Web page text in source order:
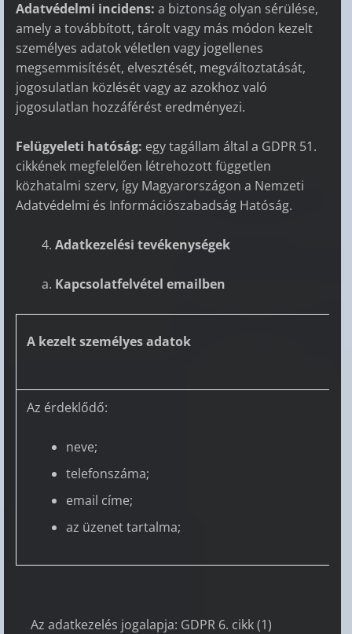
Adatvédelmi incidens: a biztonság olyan sérülése,
amely a továbbított, tárolt vagy más módon kezelt
személyes adatok véletlen vagy jogellenes
megsemmisítését, elvesztését, megváltoztatását,
jogosulatlan közlését vagy az azokhoz való
jogosulatlan hozzáférést eredményezi.
Felügyeleti hatóság: egy tagállam által a GDPR 51.
cikkének megfelelően létrehozott független
közhatalmi szerv, így Magyarországon a Nemzeti
Adatvédelmi és Információszabadság Hatóság.
Adatkezelési tevékenységek
Kapcsolatfelvétel emailben
A kezelt személyes adatok
Az érdeklődő:
neve;
telefonszáma;
email címe;
az üzenet tartalma;
Az adatkezelés jogalapja: GDPR 6. cikk (1)